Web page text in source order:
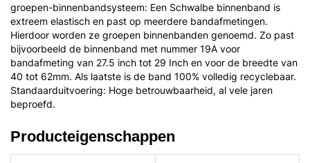
groepen-binnenbandsysteem: Een Schwalbe binnenband is
extreem elastisch en past op meerdere bandafmetingen.
Hierdoor worden ze groepen binnenbanden genoemd. Zo past
bijvoorbeeld de binnenband met nummer 19A voor
bandafmeting van 27.5 inch tot 29 Inch en voor de breedte van
40 tot 62mm. Als laatste is de band 100% volledig recyclebaar.
Standaarduitvoering: Hoge betrouwbaarheid, al vele jaren
beproefd.
Producteigenschappen